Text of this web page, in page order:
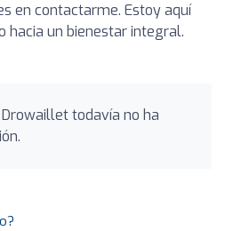
en contactarme. Estoy aquí
hacia un bienestar integral.
todavía no ha